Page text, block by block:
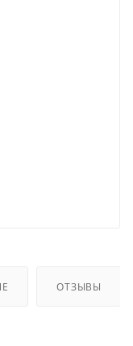
ОТЗЫВЫ